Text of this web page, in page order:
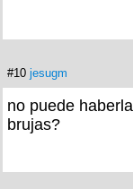
#10 jesugm
no puede
brujas?